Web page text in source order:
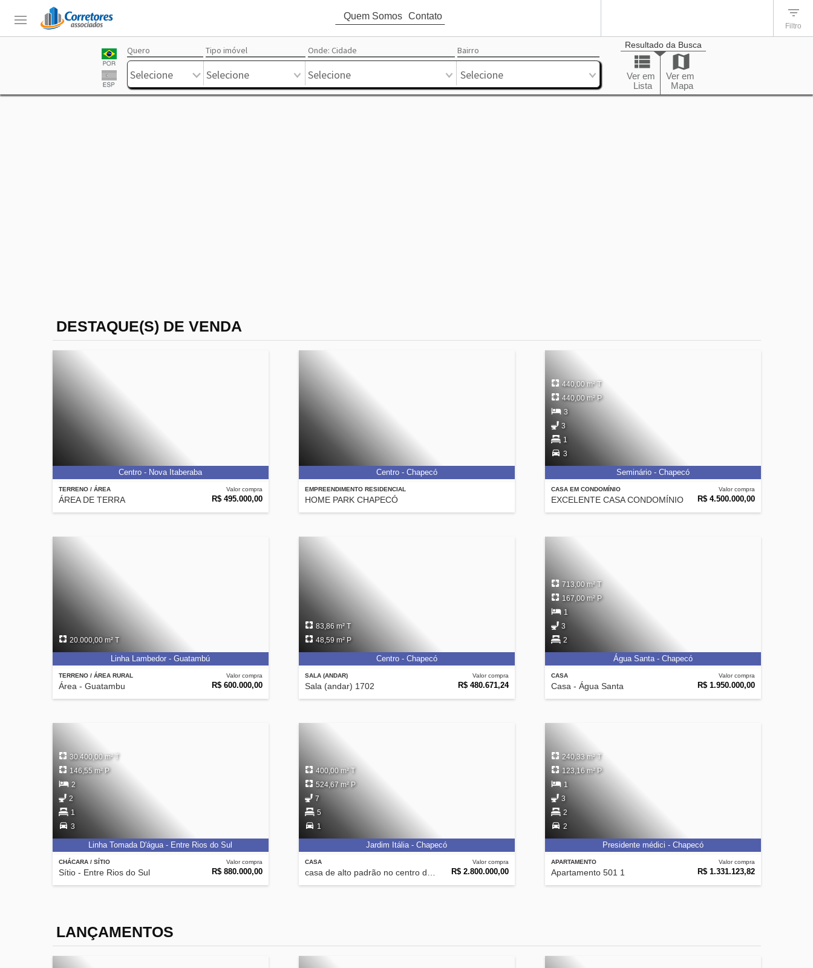
Quem Somos Contato
Filtro
Anuncie Trabalhe Livre Circular
attach_money
Mercado Mapa
Quero Tipo imóvel Onde: Cidade Bairro
Selecione Selecione Selecione Selecione
Resultado da Busca
Ver em
Lista
Ver em
Mapa
DESTAQUE(S) DE VENDA
TERRENO / ÁREA
ÁREA DE TERRA
Valor compra
R$ 495.000,00
Centro - Nova Itaberaba
EMPREENDIMENTO RESIDENCIAL
HOME PARK CHAPECÓ
Centro - Chapecó
CASA EM CONDOMÍNIO
EXCELENTE CASA CONDOMÍNIO
Valor compra
R$ 4.500.000,00
440,00 m² T
440,00 m² P
3
3
1
3
Seminário - Chapecó
TERRENO / ÁREA RURAL
Área - Guatambu
Valor compra
R$ 600.000,00
20.000,00 m² T
Linha Lambedor - Guatambú
SALA (ANDAR)
Sala (andar) 1702
Valor compra
R$ 480.671,24
83,86 m² T
48,59 m² P
Centro - Chapecó
CASA
Casa - Água Santa
Valor compra
R$ 1.950.000,00
713,00 m² T
167,00 m² P
1
3
2
Água Santa - Chapecó
CHÁCARA / SÍTIO
Sítio - Entre Rios do Sul
Valor compra
R$ 880.000,00
30.400,00 m² T
146,55 m² P
2
2
1
3
Linha Tomada D'água - Entre Rios do Sul
CASA Valor compra
R$ 2.800.000,00
400,00 m² T
524,67 m² P
7
5
1
Jardim Itália - Chapecó
APARTAMENTO
Apartamento 501 1
Valor compra
R$ 1.331.123,82
240,33 m² T
123,16 m² P
1
3
2
2
Presidente médici - Chapecó
LANÇAMENTOS